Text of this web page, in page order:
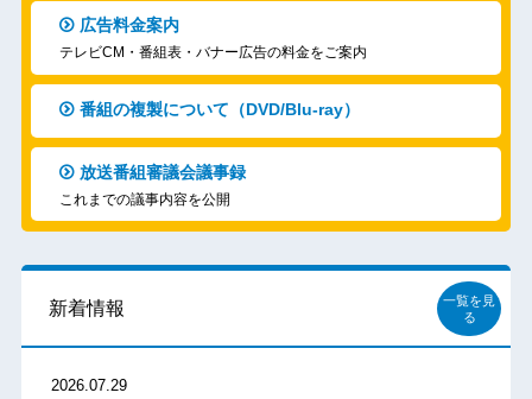
広告料金案内
テレビCM・番組表・バナー広告の料金をご案内
番組の複製について（DVD/Blu-ray）
放送番組審議会議事録
これまでの議事内容を公開
新着情報
一覧を見
る
2026.07.29